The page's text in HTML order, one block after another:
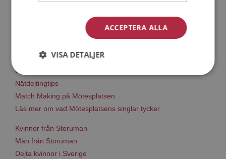
Steg 2 - Så här fungerar våra sökfunktioner
Steg 3 - Tips på hur du tar kontakt
Dejting i mobilen
Online dating
Nätdejtingtips
Match Making på Mötesplatsen
Läs mer om vad Mötesplatsens singlar tycker
Kvinnor från Storuman
Män från Storuman
Dejta kvinnor i Sverige
ACCEPTERA ALLA
VISA DETALJER